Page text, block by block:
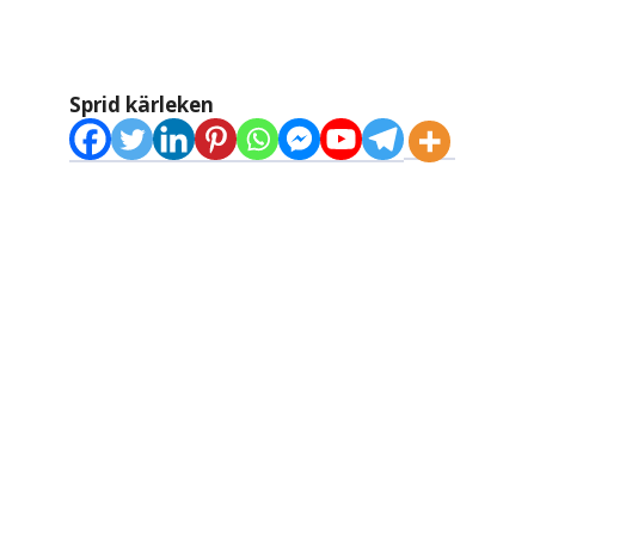
Sprid kärleken